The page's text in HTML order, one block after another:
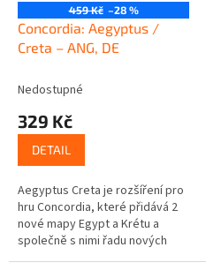
459 Kč –28 %
Concordia: Aegyptus /
Creta – ANG, DE
Nedostupné
329 Kč
DETAIL
Aegyptus Creta je rozšíření pro
hru Concordia, které přidává 2
nové mapy Egypt a Krétu a
společně s nimi řadu nových
výzev. Počet hráčů: 2 – 5 Věková